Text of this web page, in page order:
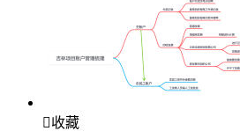
收藏